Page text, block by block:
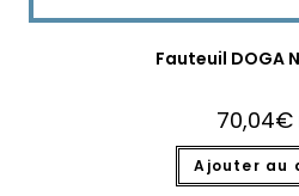
Fauteuil DOGA
70,04€
Ajouter au